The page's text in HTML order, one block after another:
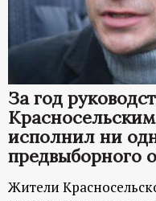
За год
исполнил ни
предвыборного
Жители